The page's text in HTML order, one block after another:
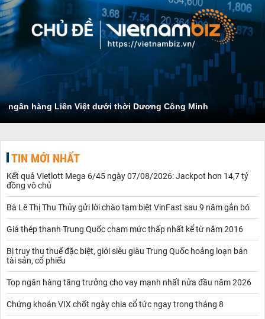
ngân hàng Liên Việt dưới thời Dương Công Minh
TIN MỚI NHẤT
Kết quả Vietlott Mega 6/45 ngày 07/08/2026: Jackpot hơn 14,7 tỷ
đồng vô chủ
Bà Lê Thị Thu Thủy gửi lời chào tạm biệt VinFast sau 9 năm gắn bó
Giá thép thanh Trung Quốc chạm mức thấp nhất kể từ năm 2016
Bị truy thu thuế đặc biệt, giới siêu giàu Trung Quốc hoảng loạn bán
tài sản, cổ phiếu
Top ngân hàng tăng trưởng cho vay mạnh nhất nửa đầu năm 2026
Chứng khoán VIX chốt ngày chia cổ tức ngay trong tháng 8